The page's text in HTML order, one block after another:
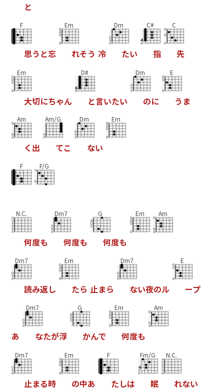
と
F
思う と忘
Em
れそう 冷
Dm
たい
C#
指
C
先
Em
大切にちゃん
D#
と言いたい
Dm
のに
E
う ま
Am
く 出
Am/G
てこ
Dm
ない
Em
F F/G
N.C.
何度も
Dm7
何度も
G
何度も
Em Am
Dm7
読み返し
Em
たら 止まら
Dm7
ない夜のル
E
ープ
あ
Dm7
なたが浮
G
かんで
Em
何度も
Am
Dm7
止まる時
Em
の中あ
F
たしは
Fm/G
眠
N.C.
れない